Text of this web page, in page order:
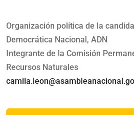
Organización política de la
Democrática Nacional, ADN
Integrante de la Comisión
Recursos Naturales